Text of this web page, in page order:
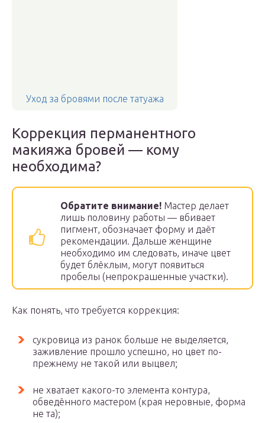
Уход за бровями после татуажа
Коррекция перманентного
макияжа бровей — кому
необходима?
Обратите внимание! Мастер делает
лишь половину работы — вбивает
пигмент, обозначает форму и даёт
рекомендации. Дальше женщине
необходимо им следовать, иначе цвет
будет блёклым, могут появиться
пробелы (непрокрашенные участки).
Как понять, что требуется коррекция:
сукровица из ранок больше не выделяется,
заживление прошло успешно, но цвет по-
прежнему не такой или выцвел;
не хватает какого-то элемента контура,
обведённого мастером (края неровные, форма
не та);